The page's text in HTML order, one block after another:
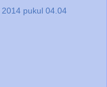
pukul 04.04